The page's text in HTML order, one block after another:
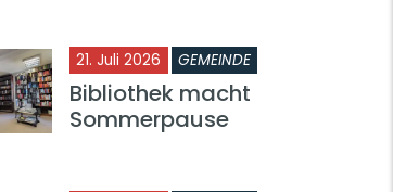
21. Juli 2026 GEMEINDE
Bibliothek macht
Sommerpause